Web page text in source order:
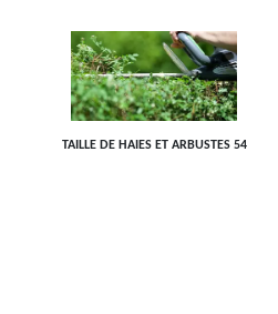
TAILLE DE HAIES ET ARBUSTES 54